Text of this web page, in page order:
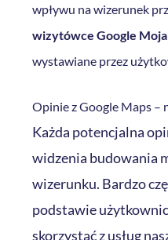
wpływu na wizerunek
wizytówce Google
wystawiane przez
Opinie z Google Maps –
Każda potencjalna
widzenia budowania
wizerunku. Bardzo
podstawie
skorzystać z usług